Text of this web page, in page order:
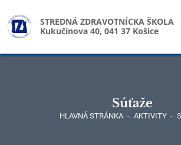
STREDNÁ ZDRAVOTNÍCKA ŠKOLA
Kukučínova 40, 041 37 Košice
Súťaže
HLAVNÁ STRÁNKA - AKTIVITY -